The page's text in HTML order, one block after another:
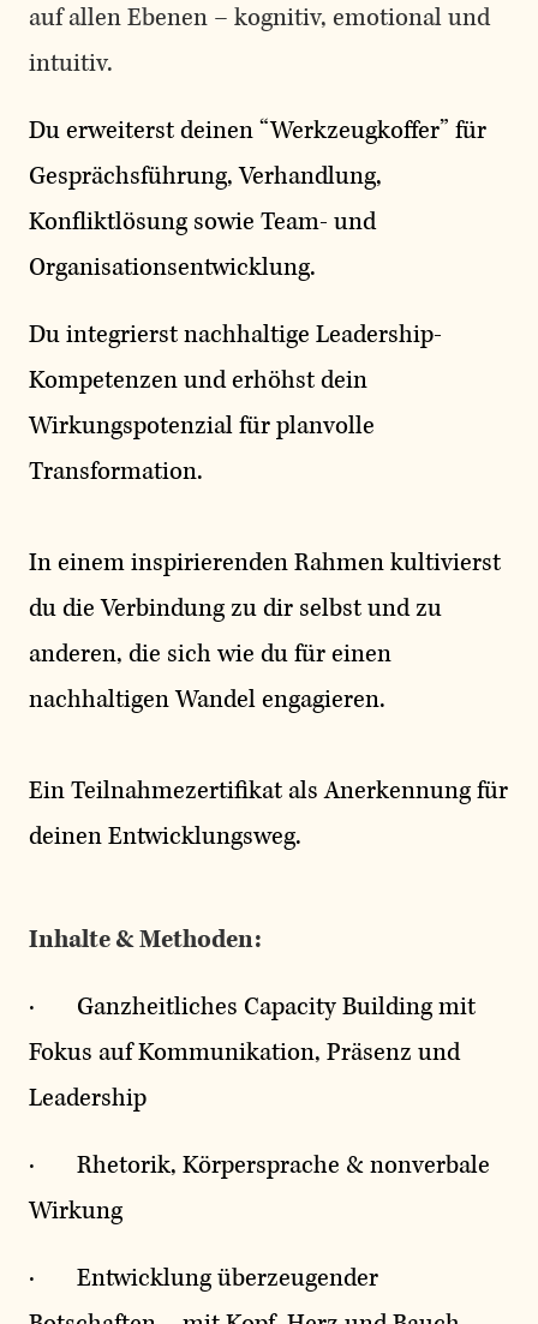
auf allen Ebenen – kognitiv, emotional und
intuitiv.
Du erweiterst deinen “Werkzeugkoffer” für
Gesprächsführung, Verhandlung,
Konfliktlösung sowie Team- und
Organisationsentwicklung.
Du integrierst nachhaltige Leadership-
Kompetenzen und erhöhst dein
Wirkungspotenzial für planvolle
Transformation.
In einem inspirierenden Rahmen kultivierst
du die Verbindung zu dir selbst und zu
anderen, die sich wie du für einen
nachhaltigen Wandel engagieren.
Ein Teilnahmezertifikat als Anerkennung für
deinen Entwicklungsweg.
Inhalte & Methoden:
· Ganzheitliches Capacity Building mit
Fokus auf Kommunikation, Präsenz und
Leadership
· Rhetorik, Körpersprache & nonverbale
Wirkung
· Entwicklung überzeugender